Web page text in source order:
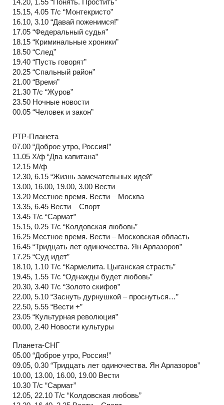
15.15, 4.05 Т/с “Монтекристо”
16.10, 3.10 “Давай поженимся!”
17.05 “Федеральный судья”
18.15 “Криминальные хроники”
18.50 “След”
19.40 “Пусть говорят”
20.25 “Спальный район”
21.00 “Время”
21.30 Т/с “Журов”
23.50 Ночные новости
00.05 “Человек и закон”
РТР-Планета
07.00 “Доброе утро, Россия!”
11.05 Х/ф “Два капитана”
12.15 М/ф
12.30, 6.15 “Жизнь замечательных идей”
13.00, 16.00, 19.00, 3.00 Вести
13.20 Местное время. Вести – Москва
13.35, 6.45 Вести – Спорт
13.45 Т/с “Сармат”
15.15, 0.25 Т/с “Колдовская любовь”
16.25 Местное время. Вести – Московская область
16.45 “Тридцать лет одиночества. Ян Арлазоров”
17.25 “Суд идет”
18.10, 1.10 Т/с “Кармелита. Цыганская страсть”
19.45, 1.55 Т/с “Однажды будет любовь”
20.30, 3.40 Т/с “Золото скифов”
22.00, 5.10 “Заснуть дурнушкой – проснуться…”
22.50, 5.55 “Вести +”
23.05 “Культурная революция”
00.00, 2.40 Новости культуры
Планета-СНГ
05.00 “Доброе утро, Россия!”
09.05, 0.30 “Тридцать лет одиночества. Ян Арлазоров”
10.00, 13.00, 16.00, 19.00 Вести
10.30 Т/с “Сармат”
12.05, 22.10 Т/с “Колдовская любовь”